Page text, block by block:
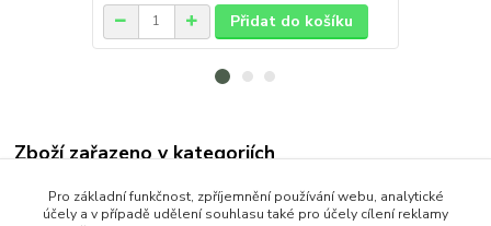
Přidat do košíku
Zboží zařazeno v kategoriích
OCEL (Stainless Steel)
Pro základní funkčnost, zpříjemnění používání webu, analytické
účely a v případě udělení souhlasu také pro účely cílení reklamy